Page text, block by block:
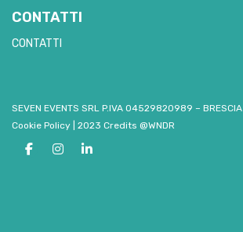
CONTATTI
CONTATTI
SEVEN EVENTS SRL P.IVA 04529820989 – BRESCIA
Cookie Policy
2023 Credits @WNDR